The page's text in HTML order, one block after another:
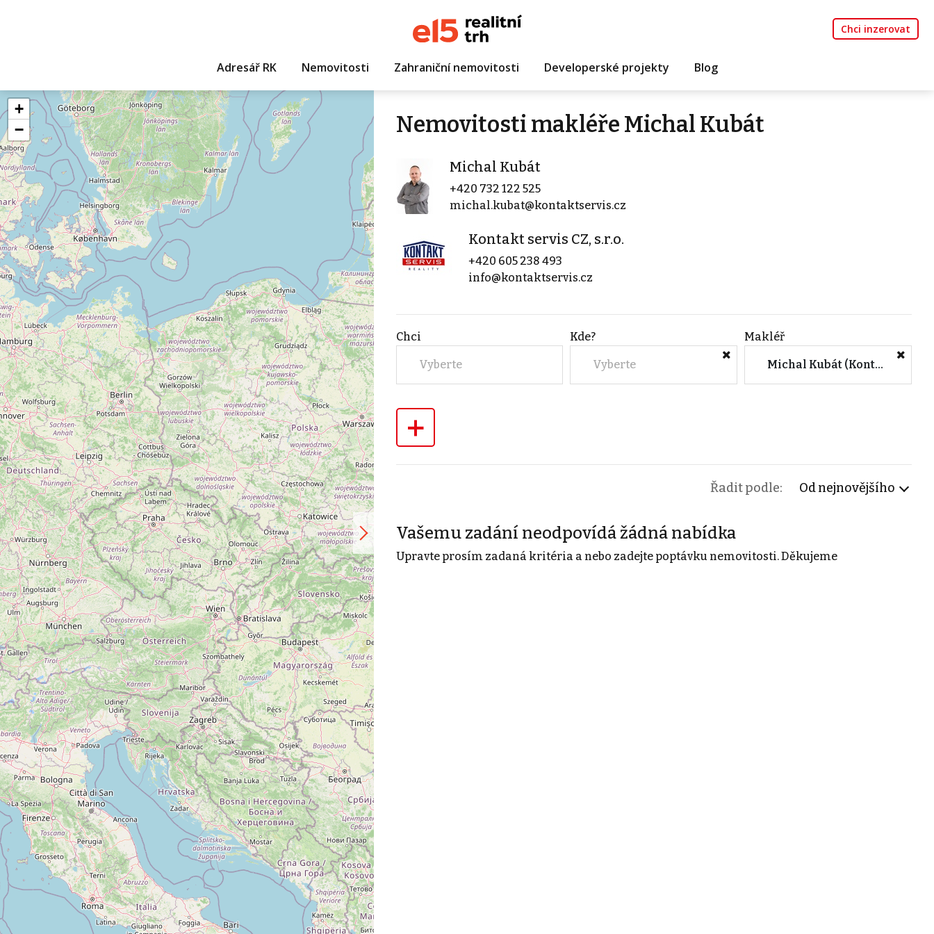
Chci inzerovat
Adresář RK Nemovitosti Zahraniční nemovitosti Developerské projekty Blog
+
−
Nemovitosti makléře Michal Kubát
Michal Kubát
+420 732 122 525
michal.kubat@kontaktservis.cz
Kontakt servis CZ, s.r.o.
+420 605 238 493
info@kontaktservis.cz
Chci
Vyberte
Kde?
Vyberte
Makléř
Michal Kubát (Kontakt servis CZ, s.r.o.)
+
Řadit podle: Od nejnovějšího
Vašemu zadání neodpovídá žádná nabídka
Upravte prosím zadaná kritéria a nebo zadejte poptávku nemovitosti. Děkujeme